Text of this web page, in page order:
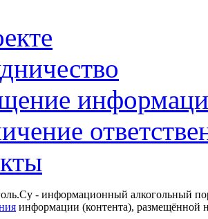
- информационный алкогольный
информации (контента), размещённой